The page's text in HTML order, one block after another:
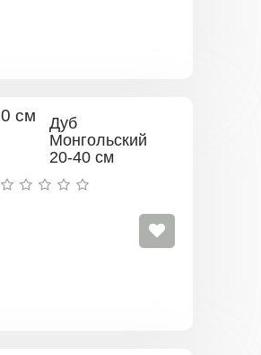
Дуб
Монгольский
20-40 см